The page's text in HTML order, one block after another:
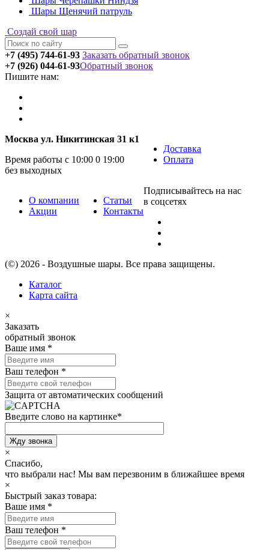
Шары Щенячий патруль
Создай свой шар
+7 (495) 744-61-93 Заказать обратный звонок
+7 (926) 044-61-93
Пишите нам:
Обратный звонок
Москва ул. Никитинская 31 к1
Время работы с 10:00 0 19:00
без выходных
Доставка
Оплата
О компании
Акции
Статьи
Контакты
Подписывайтесь на нас
в соцсетях
(©) 2026 - Воздушные шары. Все права защищены.
Каталог
Карта сайта
×
Заказать
обратный звонок
Ваше имя *
Ваш телефон *
Защита от автоматических сообщений
Введите слово на картинке*
×
Спасибо,
что выбрали нас! Мы вам перезвоним в ближайшее время
×
Быстрый заказ товара:
Ваше имя *
Ваш телефон *